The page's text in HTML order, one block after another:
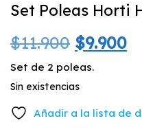
Set Poleas Horti
$11.900 El
precio
original
era:
$9.900El
Set de 2 poleas.
Sin existencias
Añadir a la lista de